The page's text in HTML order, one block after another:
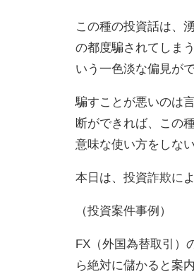
この種の投資話は、
の都度騙されてしま
いう一色淡な偏見が
騙すことが悪いのは
断ができれば、この
意味な使い方をしな
本日は、投資詐欺に
（投資案件事例）
FX（外国為替取引）
ら絶対に儲かると案